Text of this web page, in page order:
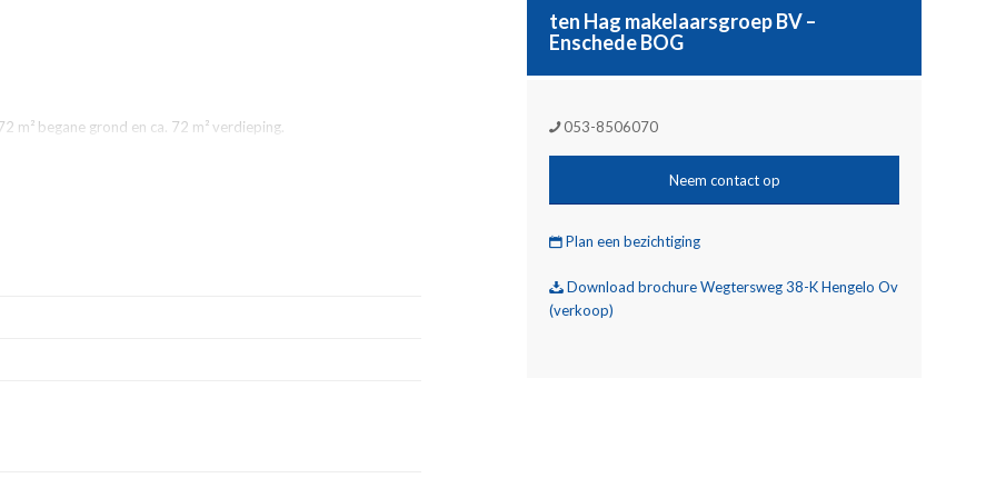
m² begane grond en ca. 72 m² verdieping.
en heeft de bestemming "Bedrijventerrein-Industrie".
ten Hag makelaarsgroep BV –
Enschede BOG
053-8506070
Neem contact op
Plan een bezichtiging
 Download brochure Wegtersweg 38-K Hengelo Ov
(verkoop)